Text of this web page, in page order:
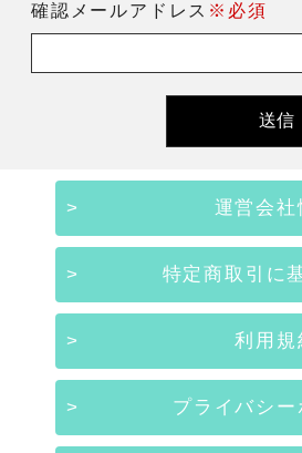
確認メールアドレス ※必須
運営会社
特定商取引に
利用規
プライバシー